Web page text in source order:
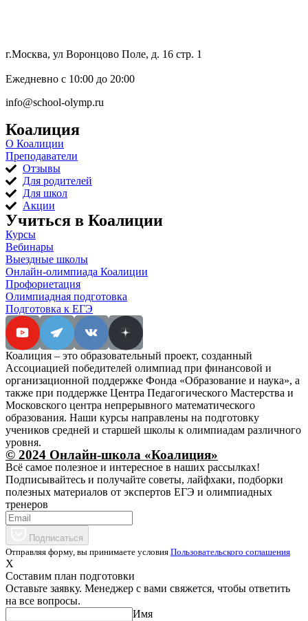
г.Москва, ул Воронцово Поле, д. 16 стр. 1
Ежедневно с 10:00 до 20:00
info@school-olymp.ru
Коалиция
О Коалиции
Преподаватели
Отзывы
Для родителей
Для школ
Акции
Учиться в Коалиции
Курсы
Вебинары
Выездные школы
Онлайн-олимпиада Коалиции
Профориетация
Олимпиадная подготовка
Подготовка к ЕГЭ
Коалиция – это образовательный проект, созданный
Ассоциацией победителей олимпиад при финансовой и
организационной поддержке Фонда «Образование и наука», а
также при поддержке Центра Педагогического Мастерства и
Московского центра непрерывного математического
образования. Наши курсы направлены на подготовку
учеников средней и старшей школы к олимпиадам различного
уровня.
© 2024 Онлайн-школа «Коалиция»
Всё самое полезное и интересное в наших рассылках!
Подписывайтесь и получайте советы, лайфхаки, подборки
полезных материалов от экспертов ЕГЭ и олимпиадных
тренеров
Подписаться
Отправляя форму, вы принимаете условия Пользовательского соглашения
X
Составим план подготовки
Оставьте заявку. Менеджер с вами свяжется, чтобы ответить
на все вопросы.
Имя